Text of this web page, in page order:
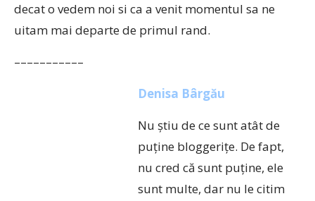
decat o vedem noi si ca a venit momentul sa ne
uitam mai departe de primul rand.
–––––––––––
Denisa Bârgău
Nu ştiu de ce sunt atât de
puţine bloggeriţe. De fapt,
nu cred că sunt puţine, ele
sunt multe, dar nu le citim